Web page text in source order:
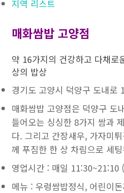
지역 리스트
매화쌈밥 고양점
약 16가지의 건강하고 다채로
상의 밥상
경기도 고양시 덕양구 도내로
매화쌈밥 고양점은 덕양구 도
들어오는 싱싱한 8가지 쌈과
다. 그리고 간장새우, 가자미
께 푸짐한 한 상 차림으로 세
영업시간 : 매일 11:30~21:10
메뉴 : 우렁쌈밥정식, 어린이